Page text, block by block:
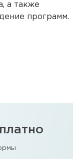
а также
программ.